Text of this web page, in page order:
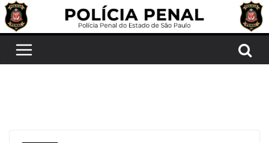
Pular
para
conteúdo